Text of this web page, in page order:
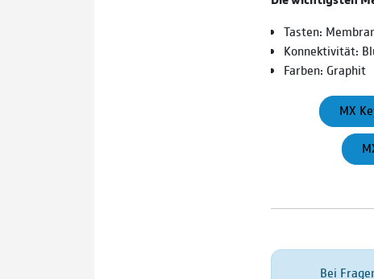
Tasten:
Konnektivität:
Farben: Graphit
MX
Bei